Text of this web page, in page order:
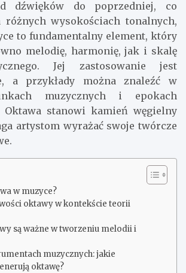
dźwięków do poprzedniej, co
różnych wysokościach tonalnych,
to fundamentalny element, który
melodię, harmonię, jak i skalę
Jej zastosowanie jest
a przykłady można znaleźć w
muzycznych i epokach
Oktawa stanowi kamień węgielny
artystom wyrażać swoje twórcze
w muzyce?
oktawy w kontekście teorii
są ważne w tworzeniu melodii i
muzycznych: jakie
oktawę?